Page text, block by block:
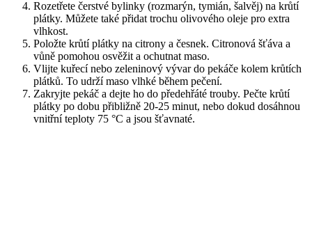
Rozetřete čerstvé bylinky (rozmarýn, tymián, šalvěj) na krůtí
plátky. Můžete také přidat trochu olivového oleje pro extra
vlhkost.
Položte krůtí plátky na citrony a česnek. Citronová šťáva a
vůně pomohou osvěžit a ochutnat maso.
Vlijte kuřecí nebo zeleninový vývar do pekáče kolem krůtích
plátků. To udrží maso vlhké během pečení.
Zakryjte pekáč a dejte ho do předehřáté trouby. Pečte krůtí
plátky po dobu přibližně 20-25 minut, nebo dokud dosáhnou
vnitřní teploty 75 °C a jsou šťavnaté.